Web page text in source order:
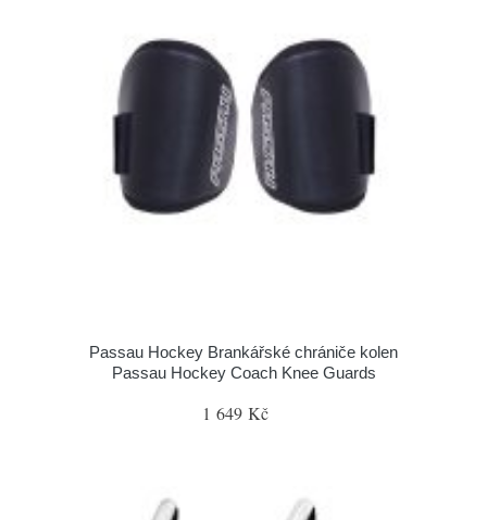
Passau Hockey Brankářské chrániče kolen
Passau Hockey Coach Knee Guards
1 649 Kč